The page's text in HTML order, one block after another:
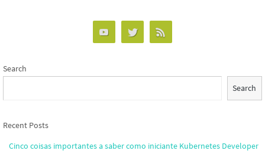
Search
Search
Recent Posts
Cinco coisas importantes a saber como iniciante Kubernetes Developer